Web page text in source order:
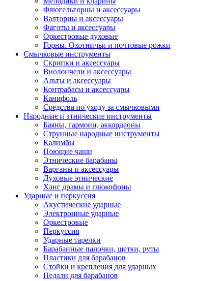
Флюгельгорны и аксессуары
Валторны и аксессуары
Фаготы и аксессуары
Оркестровые духовые
Горны. Охотничьи и почтовые рожки
Смычковые инструменты
Скрипки и аксессуары
Виолончели и аксессуары
Альты и аксессуары
Контрабасы и аксессуары
Канифоль
Средства по уходу за смычковыми
Народные и этнические инструменты
Баяны, гармони, аккордеоны
Струнные народные инструменты
Калимбы
Поющие чаши
Этнические барабаны
Варганы и аксессуары
Духовые этнические
Ханг драмы и глюкофоны
Ударные и перкуссия
Акустические ударные
Электронные ударные
Оркестровые
Перкуссия
Ударные тарелки
Барабанные палочки, щетки, руты
Пластики для барабанов
Стойки и крепления для ударных
Педали для барабанов